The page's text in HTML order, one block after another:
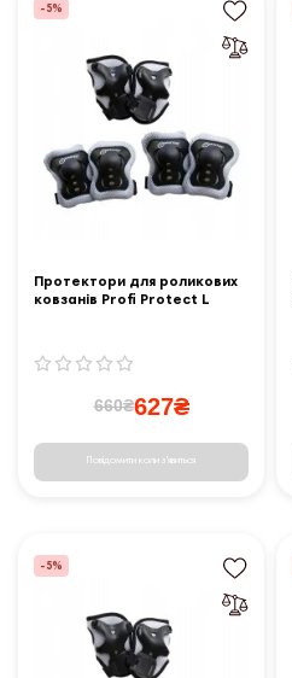
-5%
Протектори для роликових
ковзанів Profi Protect L
660₴627₴
Повідомити коли з'явиться
-5%